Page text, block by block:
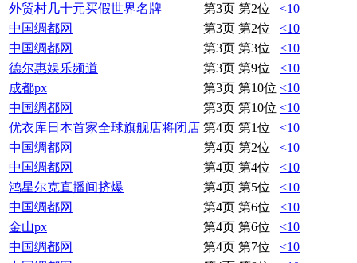
外贸村几十元买假世界名牌
第3页 第2位
<10
中国绸都网
第3页 第2位
<10
中国绸都网
第3页 第3位
<10
德尔惠娱乐频道
第3页 第9位
<10
成都px
第3页 第10位 <10
中国绸都网
第3页 第10位 <10
优衣库日本首家全球旗舰店将闭店 第4页 第1位
<10
中国绸都网
第4页 第2位
<10
中国绸都网
第4页 第4位
<10
鸿星尔克直播间挤爆
第4页 第5位
<10
中国绸都网
第4页 第6位
<10
金山px
第4页 第6位
<10
中国绸都网
第4页 第7位
<10